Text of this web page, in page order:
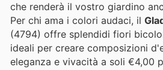
che renderà il vostro giardino
Per chi ama i colori audaci, il
(4794) offre splendidi fiori
ideali per creare composizioni
eleganza e vivacità a soli €4,00